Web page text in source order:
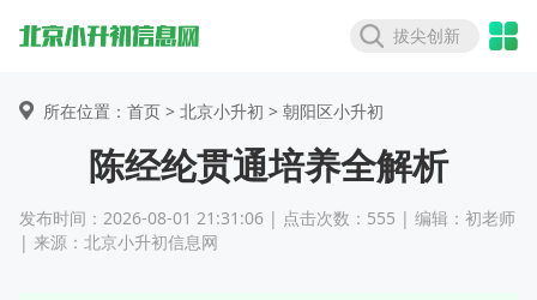
拔尖创新
所在位置：首页 > 北京小升初 > 朝阳区小升初
陈经纶贯通培养全解析
发布时间：2026-08-01 21:31:06 | 点击次数：555 | 编辑：初老师
| 来源：北京小升初信息网